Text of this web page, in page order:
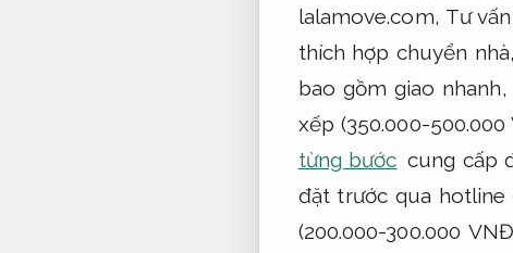
lalamove.com, Tư
thích hợp chuyển
bao gồm giao nhanh,
xếp (350.000-
từng bước cung cấp
đặt trước qua hotline
(200.000-300.000